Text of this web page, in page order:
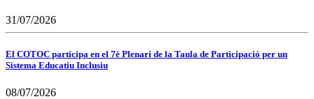
31/07/2026
El COTOC participa en el 7è Plenari de la Taula de Participació per un
Sistema Educatiu Inclusiu
08/07/2026